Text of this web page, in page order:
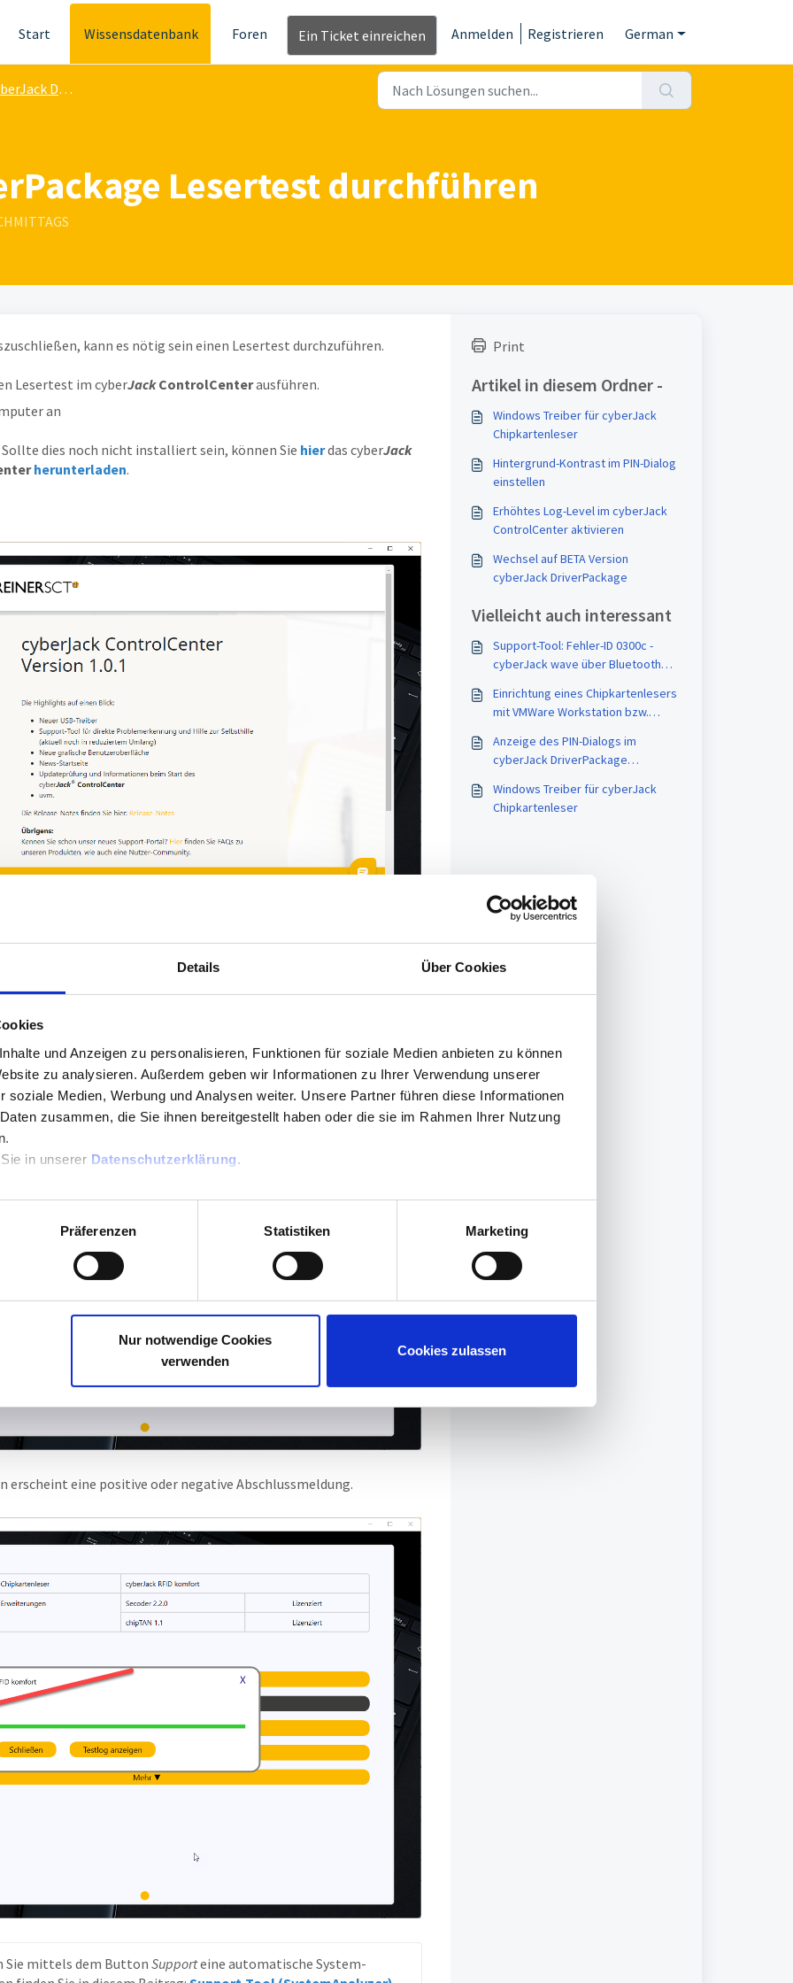
Details Über Cookies
und Anzeigen zu personalisieren, Funktionen für soziale Medien anbieten zu können
zu analysieren. Außerdem geben wir Informationen zu Ihrer Verwendung unserer
soziale Medien, Werbung und Analysen weiter. Unsere Partner führen diese Informationen
zusammen, die Sie ihnen bereitgestellt haben oder die sie im Rahmen Ihrer Nutzung
in unserer Datenschutzerklärung.
Präferenzen Statistiken Marketing
Nur notwendige Cookies
verwenden
Cookies zulassen
Start Wissensdatenbank Foren Ein Ticket einreichen Anmelden Registrieren German
DriverPackage
Lesertest durchführen
kann es nötig sein einen Lesertest durchzuführen.
Lesertest im cyberJackControlCenterausführen.
an
Sollte dies noch nicht installiert sein, können Sie hierdas cyberJack
herunterladen.
ein
erscheint eine positive oder negative Abschlussmeldung.
Sie mittels dem Button Support eine automatische System-
Print
Artikel in diesem Ordner -
Windows Treiber für cyberJack
Chipkartenleser
Hintergrund-Kontrast im PIN-Dialog
einstellen
Erhöhtes Log-Level im cyberJack
ControlCenter aktivieren
Wechsel auf BETA Version
cyberJack DriverPackage
Vielleicht auch interessant
Support-Tool: Fehler-ID 0300c -
cyberJack wave über Bluetooth
Einrichtung eines Chipkartenlesers
mit VMWare Workstation bzw.
Anzeige des PIN-Dialogs im
cyberJack DriverPackage
Windows Treiber für cyberJack
Chipkartenleser